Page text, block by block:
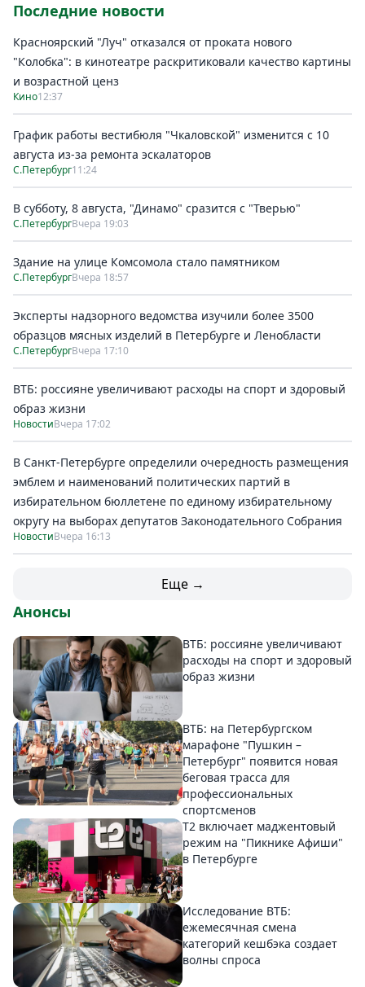
Последние новости
Красноярский "Луч" отказался от проката нового
"Колобка": в кинотеатре раскритиковали качество картины
и возрастной ценз
Кино12:37
График работы вестибюля "Чкаловской" изменится с 10
августа из-за ремонта эскалаторов
С.Петербург11:24
В субботу, 8 августа, "Динамо" сразится с "Тверью"
С.ПетербургВчера 19:03
Здание на улице Комсомола стало памятником
С.ПетербургВчера 18:57
Эксперты надзорного ведомства изучили более 3500
образцов мясных изделий в Петербурге и Ленобласти
С.ПетербургВчера 17:10
ВТБ: россияне увеличивают расходы на спорт и здоровый
образ жизни
НовостиВчера 17:02
В Санкт-Петербурге определили очередность размещения
эмблем и наименований политических партий в
избирательном бюллетене по единому избирательному
округу на выборах депутатов Законодательного Собрания
НовостиВчера 16:13
Еще →
Анонсы
ВТБ: россияне увеличивают
расходы на спорт и здоровый
образ жизни
ВТБ: на Петербургском
марафоне "Пушкин –
Петербург" появится новая
беговая трасса для
профессиональных
спортсменов
Т2 включает маджентовый
режим на "Пикнике Афиши"
в Петербурге
Исследование ВТБ:
ежемесячная смена
категорий кешбэка создает
волны спроса